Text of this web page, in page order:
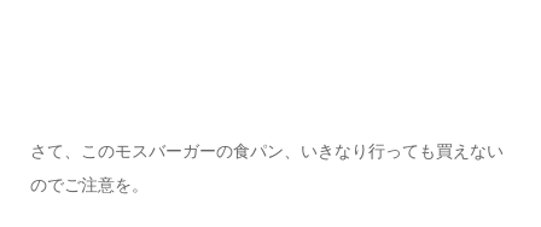
さて、このモスバーガーの食パン、いきなり行っても買えない
のでご注意を。